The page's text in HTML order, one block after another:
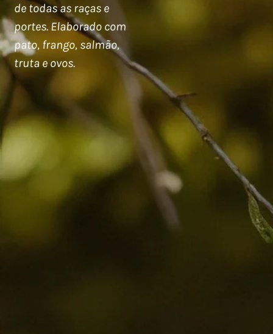
de todas as raças e
portes. Elaborado com
pato, frango, salmão,
truta e ovos.